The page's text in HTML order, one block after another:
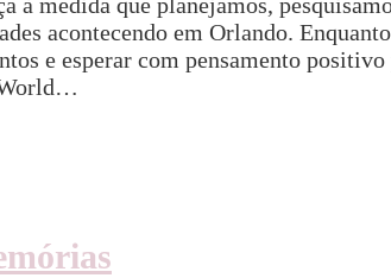
acontecendo em Orlando.
e esperar com pensamento